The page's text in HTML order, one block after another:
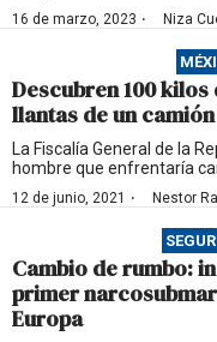
16 de marzo, 2023 · Niza
Descubren 100
llantas de un
La Fiscalía General de la
hombre que enfrentaría
12 de junio, 2021 · Nestor
Cambio de rumbo:
primer
Europa